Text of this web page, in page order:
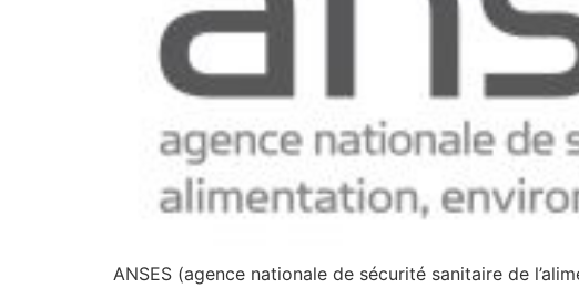
ANSES (agence nationale de sécurité sanitaire de